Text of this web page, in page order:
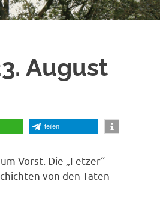
August
teilen
Vorst. Die „Fetzer“-
von den Taten